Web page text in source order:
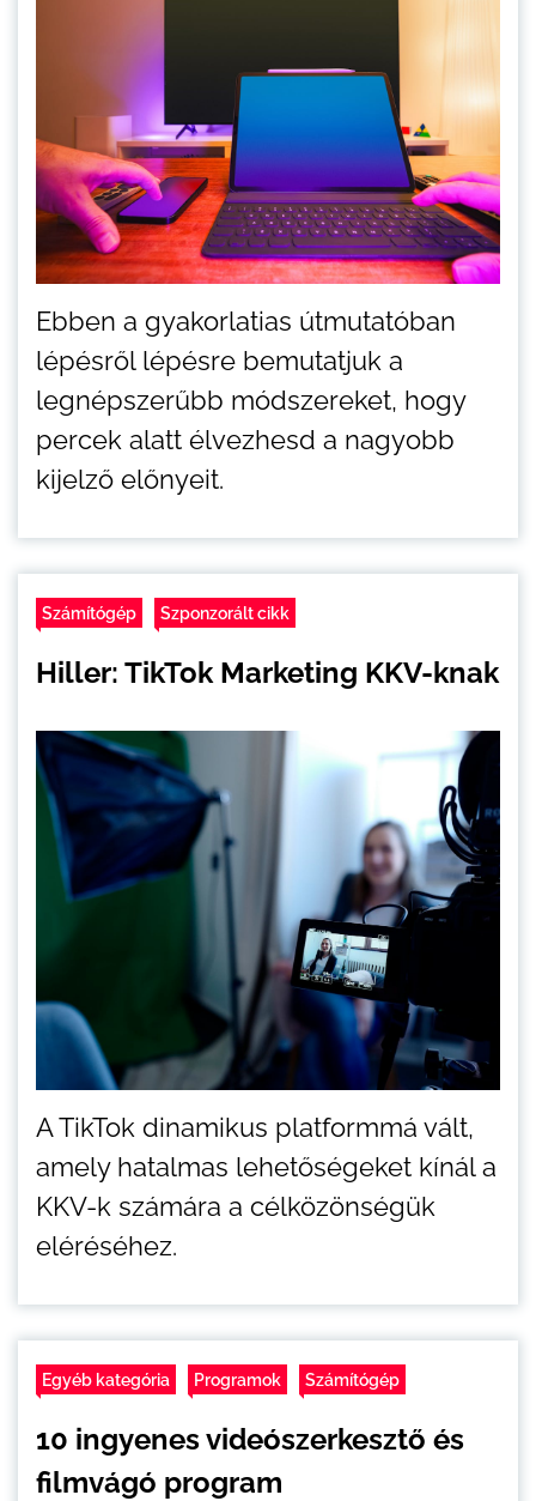
Ebben a gyakorlatias útmutatóban
lépésről lépésre bemutatjuk a
legnépszerűbb módszereket, hogy
percek alatt élvezhesd a nagyobb
kijelző előnyeit.
Számítógép Szponzorált cikk
Hiller: TikTok Marketing KKV-knak
A TikTok dinamikus platformmá vált,
amely hatalmas lehetőségeket kínál a
KKV-k számára a célközönségük
eléréséhez.
Egyéb kategória Programok Számítógép
10 ingyenes videószerkesztő és
filmvágó program